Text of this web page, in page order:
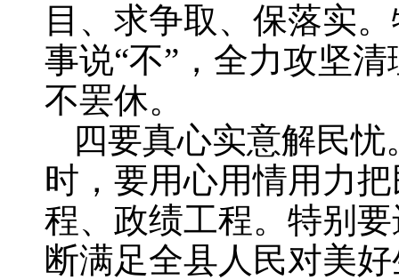
目、求争取、保落实
事说“不”，全力攻坚
不罢休。
四要真心实意解民
时，要用心用情用力
程、政绩工程。特别
断满足全县人民对美